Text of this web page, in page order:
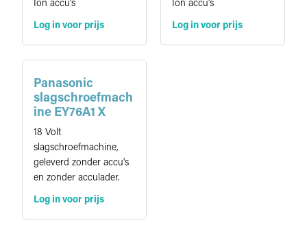
Ion accu's
Log in voor prijs
Ion accu's
Log in voor prijs
Panasonic
slagschroefmach
ine EY76A1 X
18 Volt
slagschroefmachine,
geleverd zonder accu's
en zonder acculader.
Log in voor prijs